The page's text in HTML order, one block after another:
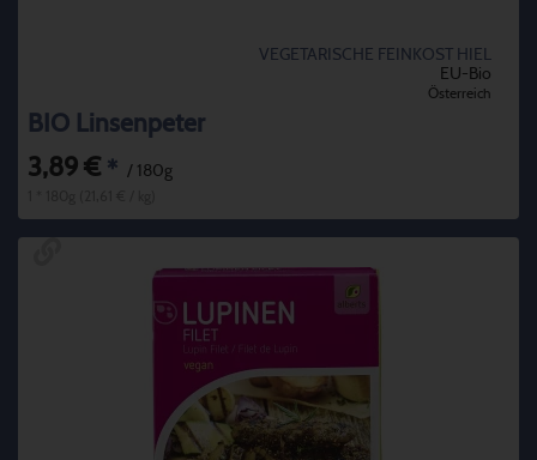
VEGETARISCHE FEINKOST HIEL
EU-Bio
Österreich
BIO Linsenpeter
3,89 € * / 180g